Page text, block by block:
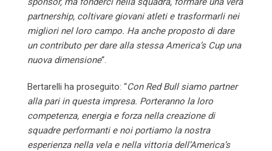
partnership, coltivare giovani atleti e trasformarli nei
migliori nel loro campo. Ha anche proposto di dare
un contributo per dare alla stessa America’s Cup una
nuova dimensione“.
Bertarelli ha proseguito: “Con Red Bull siamo partner
alla pari in questa impresa. Porteranno la loro
competenza, energia e forza nella creazione di
squadre performanti e noi portiamo la nostra
esperienza nella vela e nella vittoria dell’America’s